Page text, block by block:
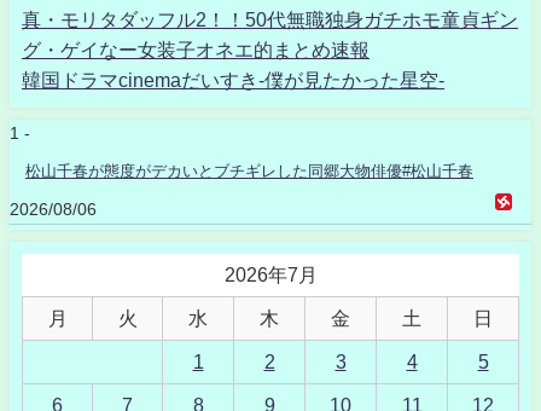
真・モリタダッフル2！！50代無職独身ガチホモ童貞ギン
グ・ゲイなー女装子オネエ的まとめ速報
韓国ドラマcinemaだいすき-僕が見たかった星空-
1 -
松山千春が態度がデカいとブチギレした同郷大物俳優#松山千春
2026/08/06
2026年7月
月 火 水 木 金 土 日
1 2 3 4 5
6 7 8 9 10 11 12